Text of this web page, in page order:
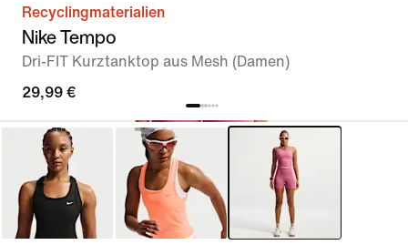
Recyclingmaterialien
Nike Tempo
Dri-FIT Kurztanktop aus Mesh (Damen)
29,99 €